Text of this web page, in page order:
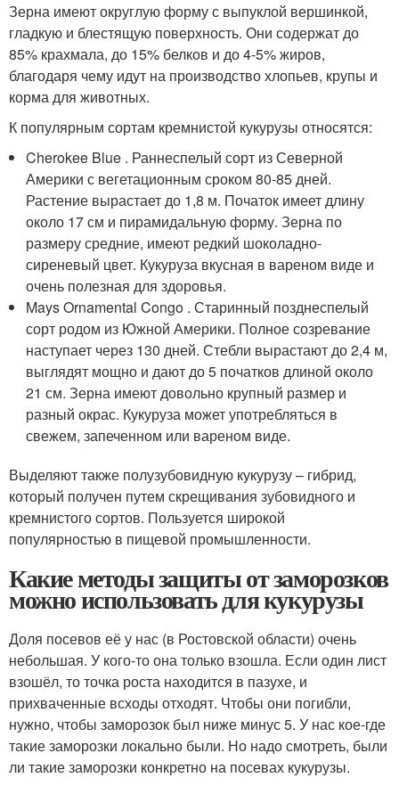
Зерна имеют округлую форму с выпуклой вершинкой,
гладкую и блестящую поверхность. Они содержат до
85% крахмала, до 15% белков и до 4-5% жиров,
благодаря чему идут на производство хлопьев, крупы и
корма для животных.
К популярным сортам кремнистой кукурузы относятся:
Cherokee Blue . Раннеспелый сорт из Северной
Америки с вегетационным сроком 80-85 дней.
Растение вырастает до 1,8 м. Початок имеет длину
около 17 см и пирамидальную форму. Зерна по
размеру средние, имеют редкий шоколадно-
сиреневый цвет. Кукуруза вкусная в вареном виде и
очень полезная для здоровья.
Mays Ornamental Congo . Старинный позднеспелый
сорт родом из Южной Америки. Полное созревание
наступает через 130 дней. Стебли вырастают до 2,4 м,
выглядят мощно и дают до 5 початков длиной около
21 см. Зерна имеют довольно крупный размер и
разный окрас. Кукуруза может употребляться в
свежем, запеченном или вареном виде.
Выделяют также полузубовидную кукурузу – гибрид,
который получен путем скрещивания зубовидного и
кремнистого сортов. Пользуется широкой
популярностью в пищевой промышленности.
Какие методы защиты от заморозков
можно использовать для кукурузы
Доля посевов её у нас (в Ростовской области) очень
небольшая. У кого-то она только взошла. Если один лист
взошёл, то точка роста находится в пазухе, и
прихваченные всходы отходят. Чтобы они погибли,
нужно, чтобы заморозок был ниже минус 5. У нас кое-где
такие заморозки локально были. Но надо смотреть, были
ли такие заморозки конкретно на посевах кукурузы.